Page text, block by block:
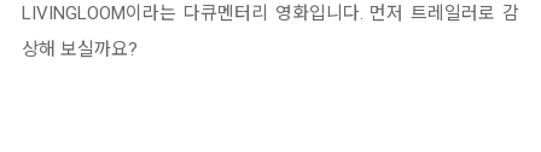
LIVINGLOOM이라는 다큐멘터리 영화입니다. 먼저 트레일러로 감
상해 보실까요?